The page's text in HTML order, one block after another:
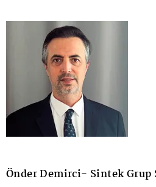
Önder Demirci- Sintek